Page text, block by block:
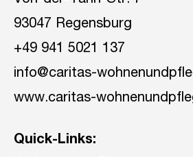
93047 Regensburg
+49 941 5021 137
info@caritas-
www.caritas-
Quick-Links: